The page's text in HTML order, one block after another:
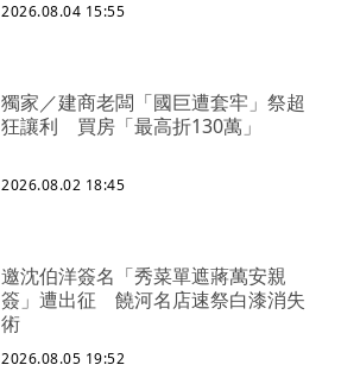
2026.08.04 15:55
獨家／建商老闆「國巨遭套牢」祭超
狂讓利 買房「最高折130萬」
2026.08.02 18:45
邀沈伯洋簽名「秀菜單遮蔣萬安親
簽」遭出征 饒河名店速祭白漆消失
術
2026.08.05 19:52